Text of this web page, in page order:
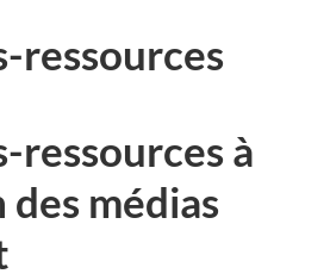
ressources
ressources à
médias